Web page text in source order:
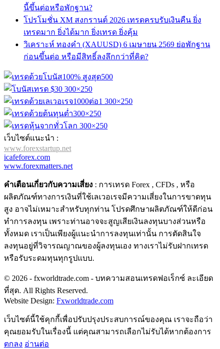
นี้ขึ้นต่อหรือพักฐาน?
โปรโมชั่น XM สงกรานต์ 2026 เทรดครบรับเงินคืน ยิ่ง
เทรดมาก ยิ่งได้มาก ยิ่งเทรด ยิ่งคุ้ม
วิเคราะห์ ทองคำ (XAUUSD) 6 เมษายน 2569 ย่อพักฐาน
ก่อนขึ้นต่อ หรือมีสิทธิ์ลงลึกกว่าที่คิด?
เว็บไซต์แนะนำ :
www.forexstartup.net
icafeforex.com
www.forexmatters.net
คำเตือนเกี่ยวกับความเสี่ยง : การเทรด Forex , CFDs , หรือ
ผลิตภัณฑ์ทางการเงินที่ใช้เลเวอเรจมีความเสี่ยงในการขาดทุน
สูง อาจไม่เหมาะสำหรับทุกท่าน โปรดศึกษาผลิตภัณฑ์ให้ดีก่อน
ทำการลงทุน เพราะท่านอาจจะสูญเสียเงินลงทุนบางส่วนหรือ
ทั้งหมด เราเป็นเพียงผู้แนะนำการลงทุนเท่านั้น การตัดสินใจ
ลงทุนอยู่ที่วิจารณญาณของผู้ลงทุนเอง ทางเราไม่รับฝากเทรด
หรือรับระดมทุนทุกรูปแบบ.
© 2026 - fxworldtrade.com - บทความสอนเทรดฟอเร็กซ์ ละเอียด
ที่สุด. All Rights Reserved.
Website Design: Fxworldtrade.com
เว็บไซต์นี้ใช้คุกกี้เพื่อปรับปรุงประสบการณ์ของคุณ เราจะถือว่า
คุณยอมรับในเรื่องนี้ แต่คุณสามารถเลือกไม่รับได้หากต้องการ
ตกลง อ่านต่อ